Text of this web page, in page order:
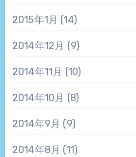
2015年1月 (14)
2014年12月 (9)
2014年11月 (10)
2014年10月 (8)
2014年9月 (9)
2014年8月 (11)